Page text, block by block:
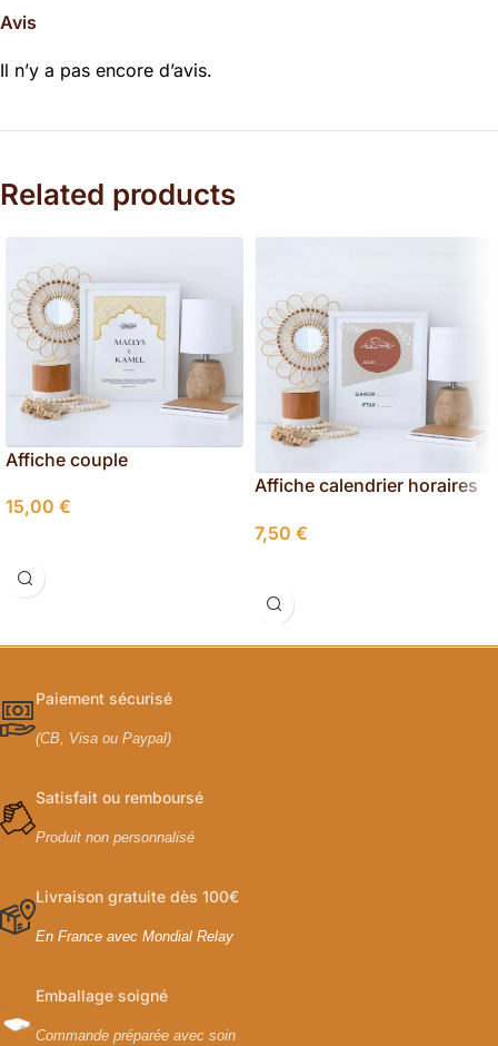
Avis
Il n’y a pas encore d’avis.
Related products
Affiche couple
15,00 €
Affiche calendrier horaires
7,50 €
Paiement sécurisé
(CB, Visa ou Paypal)
Satisfait ou remboursé
Produit non personnalisé
Livraison gratuite dès 100€
En France avec Mondial Relay
Emballage soigné
Commande préparée avec soin